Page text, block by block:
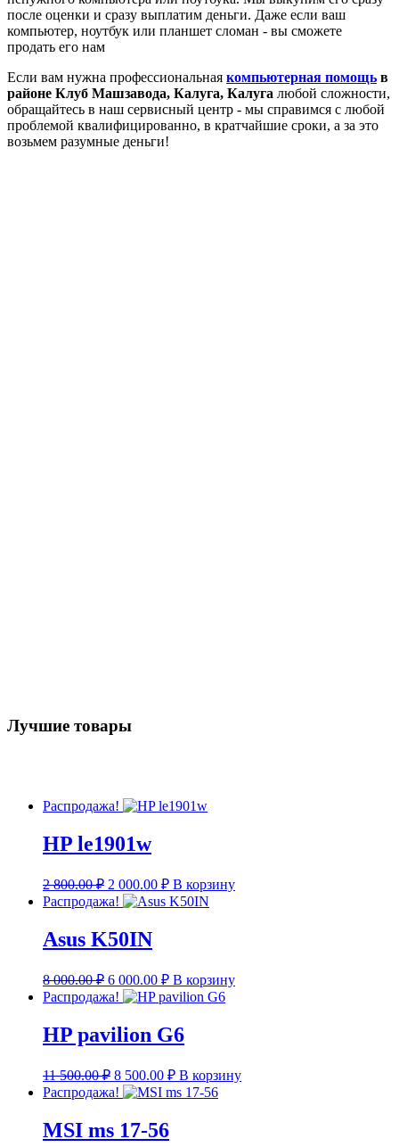
после оценки и сразу выплатим деньги. Даже если ваш
компьютер, ноутбук или планшет сломан - вы сможете
продать его нам
Если вам нужна профессиональная компьютерная помощь в
районе Клуб Машзавода, Калуга, Калуга любой сложности,
обращайтесь в наш сервисный центр - мы справимся с любой
проблемой квалифицированно, в кратчайшие сроки, а за это
возьмем разумные деньги!
Лучшие товары
Распродажа!
HP le1901w
2 800.00₽ Первоначальная
цена
составляла
2
800.00 ₽.
2 000.00 ₽Текущая
цена:
2
В корзину
Распродажа!
Asus K50IN
8 000.00₽ Первоначальная
цена
составляла
8
000.00 ₽.
6 000.00 ₽Текущая
цена:
6
000.00 ₽.
В корзину
Распродажа!
HP pavilion G6
11 500.00₽ Первоначальная
цена
составляла
11
500.00 ₽.
8 500.00 ₽Текущая
цена:
8
В корзину
Распродажа!
MSI ms 17-56